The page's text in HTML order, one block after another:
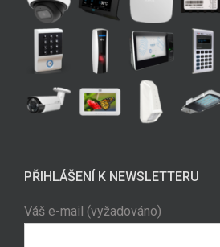
PŘIHLÁŠENÍ K NEWSLETTERU
Váš e-mail (vyžadováno)